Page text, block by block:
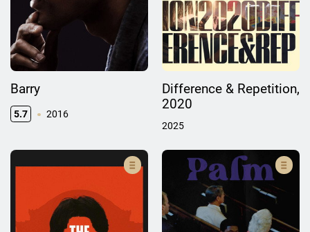
Barry
5.7 2016
Difference & Repetition,
2020
2025